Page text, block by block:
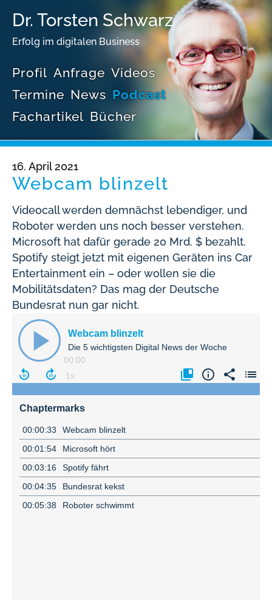
Dr. Torsten Schwarz
Erfolg im digitalen Business
Profil Anfrage Videos
Termine News Podcast
Fachartikel Bücher
16. April 2021
Webcam blinzelt
Videocall werden demnächst lebendiger, und
Roboter werden uns noch besser verstehen.
Microsoft hat dafür gerade 20 Mrd. $ bezahlt.
Spotify steigt jetzt mit eigenen Geräten ins Car
Entertainment ein – oder wollen sie die
Mobilitätsdaten? Das mag der Deutsche
Bundesrat nun gar nicht.